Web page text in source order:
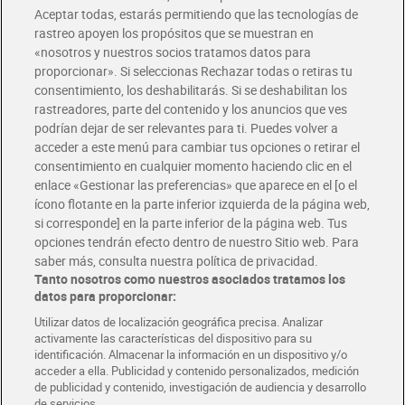
Envío estandar por 4,99€
Glovo y Uber Eats
Solicita tu factura de Glovo o Uber Eats
Únete al CLUB Dia
Disfruta las ventajas y ofertas exclusivas.
Descárgate la APP Dia
Folletos y Tiendas
Descubre las mejores ofertas y busca tu tienda más cercana
Tarjeta MaX Dia
Te devuelve hasta 8€/mes de tus compras.
¡Solicita tu tarjeta de crédito aquí!
COMER MEJOR CADA DIA
COLABORA CON DIA ABRE TU TIENDA DIA CORPORATE
Aceptar todas, estarás permitiendo que las tecnologías de
rastreo apoyen los propósitos que se muestran en
«nosotros y nuestros socios tratamos datos para
proporcionar». Si seleccionas Rechazar todas o retiras tu
consentimiento, los deshabilitarás. Si se deshabilitan los
rastreadores, parte del contenido y los anuncios que ves
podrían dejar de ser relevantes para ti. Puedes volver a
acceder a este menú para cambiar tus opciones o retirar el
consentimiento en cualquier momento haciendo clic en el
enlace «Gestionar las preferencias» que aparece en el [o el
ícono flotante en la parte inferior izquierda de la página web,
si corresponde] en la parte inferior de la página web. Tus
opciones tendrán efecto dentro de nuestro Sitio web. Para
saber más, consulta nuestra política de privacidad.
Tanto nosotros como nuestros asociados tratamos los
datos para proporcionar:
Utilizar datos de localización geográfica precisa. Analizar
activamente las características del dispositivo para su
identificación. Almacenar la información en un dispositivo y/o
acceder a ella. Publicidad y contenido personalizados, medición
de publicidad y contenido, investigación de audiencia y desarrollo